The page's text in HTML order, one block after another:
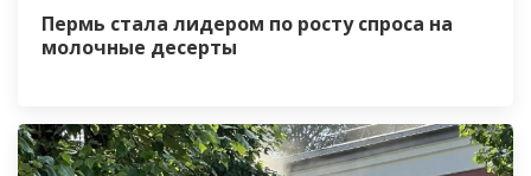
Пермь стала лидером по росту спроса на
молочные десерты